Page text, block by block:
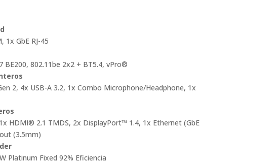
1x GbE RJ-45
BE200, 802.11be 2x2 + BT5.4, vPro®
2, 4x USB-A 3.2, 1x Combo Microphone/Headphone, 1x
HDMI® 2.1 TMDS, 2x DisplayPort™ 1.4, 1x Ethernet (GbE
(3.5mm)
Platinum Fixed 92% Eficiencia